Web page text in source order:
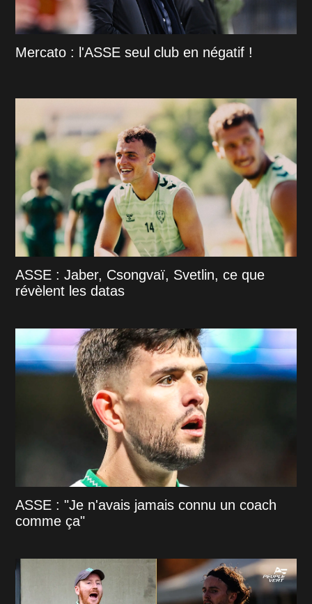
Mercato : l'ASSE seul club en négatif !
ASSE : Jaber, Csongvaï, Svetlin, ce que
révèlent les datas
ASSE : "Je n'avais jamais connu un coach
comme ça"